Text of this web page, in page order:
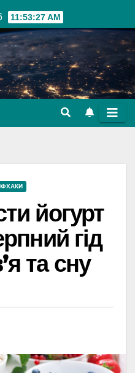
11:53:28 AM
йогурт
гід
та сну